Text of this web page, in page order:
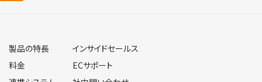
導入事例
機能
AIアシスト（返信文作成の負担削減）